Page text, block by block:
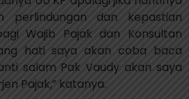
perlindungan dan kepastian
Wajib Pajak dan Konsultan
hati saya akan coba baca
salam Pak Vaudy akan saya
Pajak,” katanya.